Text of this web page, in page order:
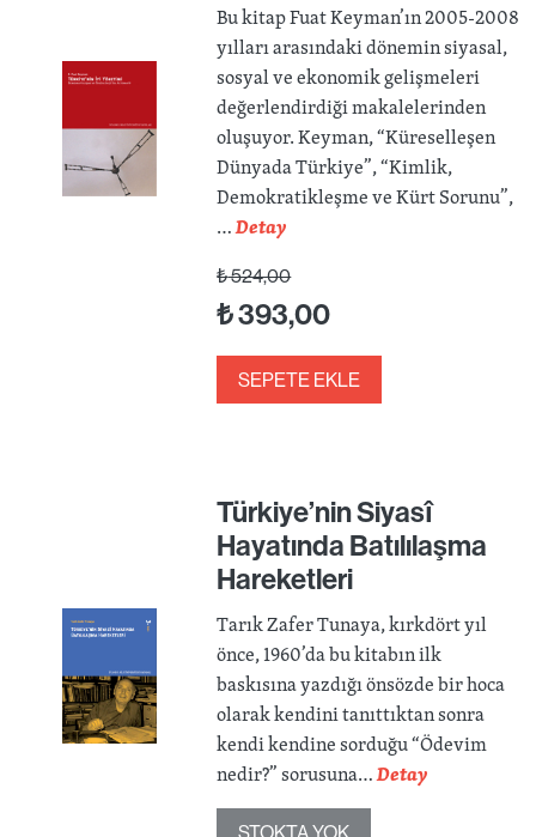
Bu kitap Fuat Keyman’ın 2005-2008
yılları arasındaki dönemin siyasal,
sosyal ve ekonomik gelişmeleri
değerlendirdiği makalelerinden
oluşuyor. Keyman, “Küreselleşen
Dünyada Türkiye”, “Kimlik,
Demokratikleşme ve Kürt Sorunu”,
…Detay
₺524,00
₺393,00
SEPETE EKLE
Türkiye’nin Siyasî
Hayatında Batılılaşma
Hareketleri
Tarık Zafer Tunaya, kırkdört yıl
önce, 1960’da bu kitabın ilk
baskısına yazdığı önsözde bir hoca
olarak kendini tanıttıktan sonra
kendi kendine sorduğu “Ödevim
nedir?” sorusuna…Detay